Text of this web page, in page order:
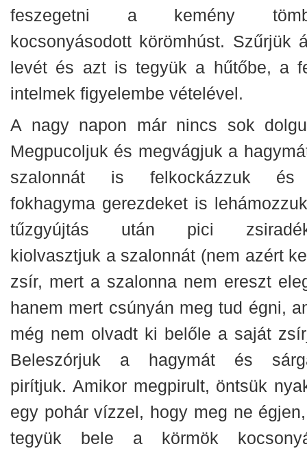
feszegetni a kemény
kocsonyásodott körömhúst. Szűrjük
levét és azt is tegyük a hűtőbe, a
intelmek figyelembe vételével.
A nagy napon már nincs sok
Megpucoljuk és megvágjuk a
szalonnát is felkockázzuk
fokhagyma gerezdeket is
tűzgyújtás után pici
kiolvasztjuk a szalonnát (nem azért
zsír, mert a szalonna nem ereszt
hanem mert csúnyán meg tud égni,
még nem olvadt ki belőle a saját
Beleszórjuk a hagymát és
pirítjuk. Amikor megpirult, öntsük
egy pohár vízzel, hogy meg ne
tegyük bele a körmök